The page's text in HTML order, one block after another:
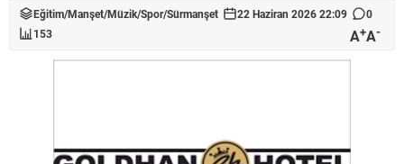
Eğitim/Manşet/Müzik/Spor/Sürmanşet 22 Haziran 2026 22:09
0
153
A+A-